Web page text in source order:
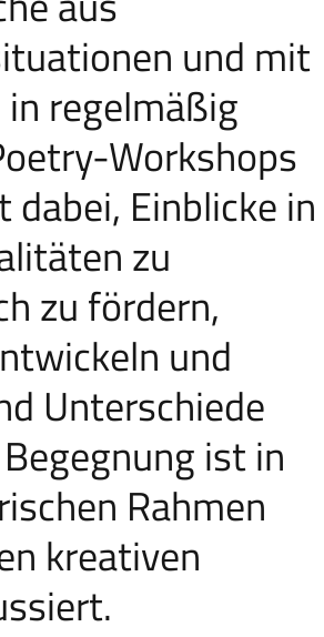
und mit
regelmäßig
Workshops
Einblicke in
zu
zu fördern,
und
Unterschiede
ist in
Rahmen
kreativen